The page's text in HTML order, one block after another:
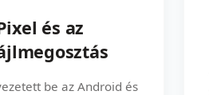
és az
be az Android és